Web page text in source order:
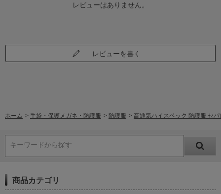
レビューはありません。
レビューを書く
ホーム > 手袋・保護メガネ・防護服 > 防護服 > 高通気ハイスペック 防護服 セ
キーワードから探す
商品カテゴリ